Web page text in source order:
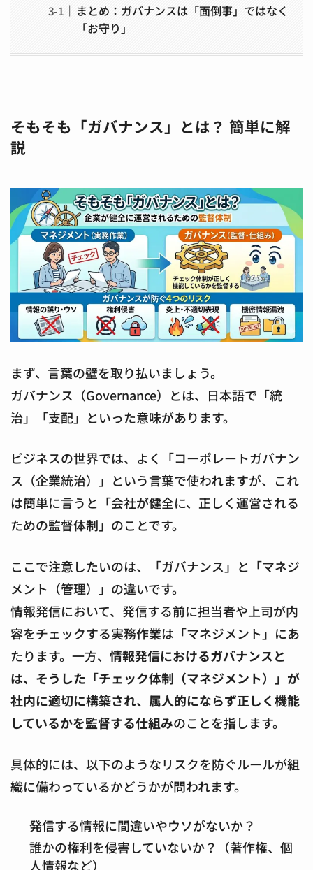
まとめ：ガバナンスは「面倒事」ではなく
「お守り」
そもそも「ガバナンス」とは？ 簡単に解
説
まず、言葉の壁を取り払いましょう。
ガバナンス（Governance）とは、日本語で「統
治」「支配」といった意味があります。
ビジネスの世界では、よく「コーポレートガバナン
ス（企業統治）」という言葉で使われますが、これ
は簡単に言うと「会社が健全に、正しく運営される
ための監督体制」のことです。
ここで注意したいのは、「ガバナンス」と「マネジ
メント（管理）」の違いです。
情報発信において、発信する前に担当者や上司が内
容をチェックする実務作業は「マネジメント」にあ
たります。一方、 情報発信におけるガバナンスと
は、そうした「チェック体制（マネジメント）」が
社内に適切に構築され、属人的にならず正しく機能
しているかを監督する仕組みのことを指します。
具体的には、以下のようなリスクを防ぐルールが組
織に備わっているかどうかが問われます。
発信する情報に間違いやウソがないか？
誰かの権利を侵害していないか？（著作権、個
人情報など）